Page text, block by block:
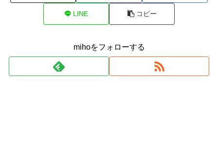
LINE コピー
mihoをフォローする